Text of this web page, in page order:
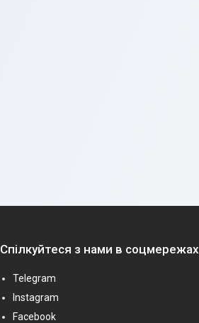
Спілкуйтеся з нами в соцмережах
Telegram
Instagram
Facebook